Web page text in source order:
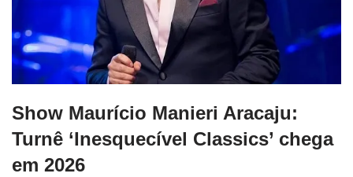
Show Maurício Manieri Aracaju:
Turnê ‘Inesquecível Classics’ chega
em 2026